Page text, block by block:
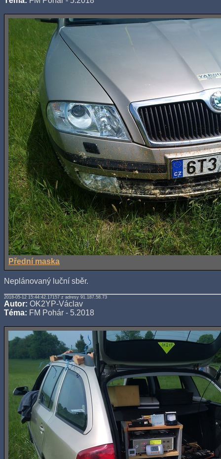
Přední maska
Neplánovaný luční sběr.
2018-05-12 15:44:42.17157 z adresy 91.187.58.73
Autor: OK2YP-Václav
Téma: FM Pohár - 5.2018